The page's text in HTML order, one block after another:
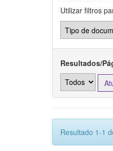
Utilizar filtros
Resultados/
Resultado 1-1